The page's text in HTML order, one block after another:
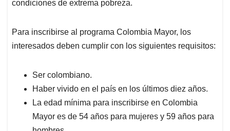
condiciones de extrema pobreza.
Para inscribirse al programa Colombia Mayor, los
interesados deben cumplir con los siguientes requisitos:
Ser colombiano.
Haber vivido en el país en los últimos diez años.
La edad mínima para inscribirse en Colombia
Mayor es de 54 años para mujeres y 59 años para